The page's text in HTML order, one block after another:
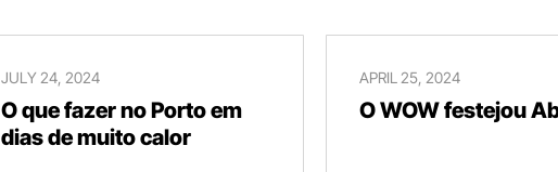
JULY 24, 2024
O que fazer no Porto em
dias de muito calor
APRIL 25, 2024
O WOW festejou